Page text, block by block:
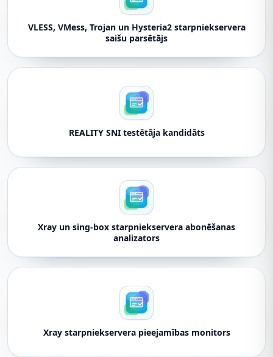
VLESS, VMess, Trojan un Hysteria2 starpniekservera
saišu parsētājs
REALITY SNI testētāja kandidāts
Xray un sing-box starpniekservera abonēšanas
analizators
Xray starpniekservera pieejamības monitors